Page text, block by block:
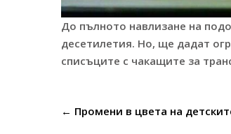
До пълното навлизане на
десетилетия. Но, ще дадат
списъците с чакащите за
Post
← Промени в цвета на